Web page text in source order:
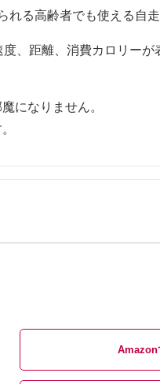
る高齢者でも使える自
、距離、消費カロリーが
になりません。
Amazon